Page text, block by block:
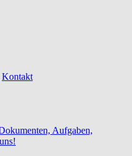
Kontakt
Aufgaben,